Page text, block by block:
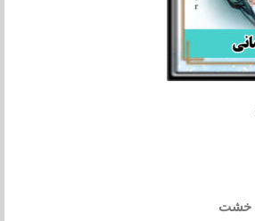
خشت